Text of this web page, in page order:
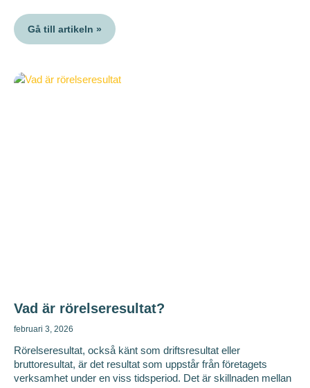
Gå till artikeln »
Vad är rörelseresultat?
februari 3, 2026
Rörelseresultat, också känt som driftsresultat eller
bruttoresultat, är det resultat som uppstår från företagets
verksamhet under en viss tidsperiod. Det är skillnaden mellan